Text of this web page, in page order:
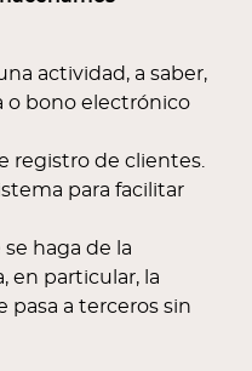
actividad, a saber,
o bono electrónico
registro de clientes.
para facilitar
haga de la
en particular, la
pasa a terceros sin